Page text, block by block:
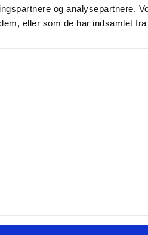
og analysepartnere.
eller som de har indsamlet
Vestergade 12 i Tønder. Så hjælper